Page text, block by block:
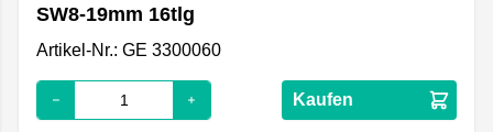
SW8-19mm 16tlg
Artikel-Nr.: GE 3300060
Kaufen